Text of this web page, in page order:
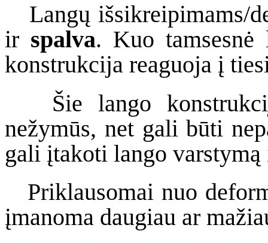
Langų išsikreipimams/
ir spalva. Kuo tamsesnė
konstrukcija reaguoja į
Šie lango
nežymūs, net gali būti
gali įtakoti lango varstymą
Priklausomai nuo
įmanoma daugiau ar